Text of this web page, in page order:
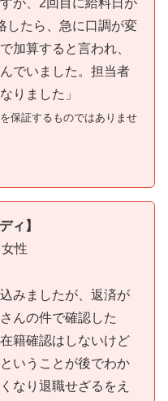
したら、急に口調が変
加算すると言われ、
でいました。担当者
りました」
保証するものではありませ
ィ】
性
みましたが、返済が
んの件で確認した
籍確認はしないけど
いうことが後でわか
なり退職せざるをえ